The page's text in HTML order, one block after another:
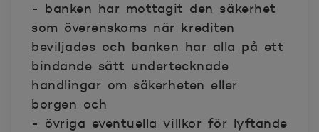
- banken har mottagit den säkerhet
som överenskoms när krediten
beviljades och banken har alla på ett
bindande sätt undertecknade
handlingar om säkerheten eller
borgen och
- övriga eventuella villkor för lyftande